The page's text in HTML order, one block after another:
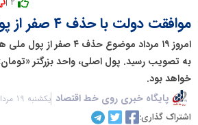
موافقت دولت با حذف ۴ صفر از پول ملی
امروز ۱۹ مرداد موضوع حذف
به تصویب رسید. پول اصلی، واحد بزرگتر
خواهد بود.
پایگاه خبری روی خط اقتصاد یکشنبه 19 مرداد 1404 - 18:19
اشتراک گذاری: